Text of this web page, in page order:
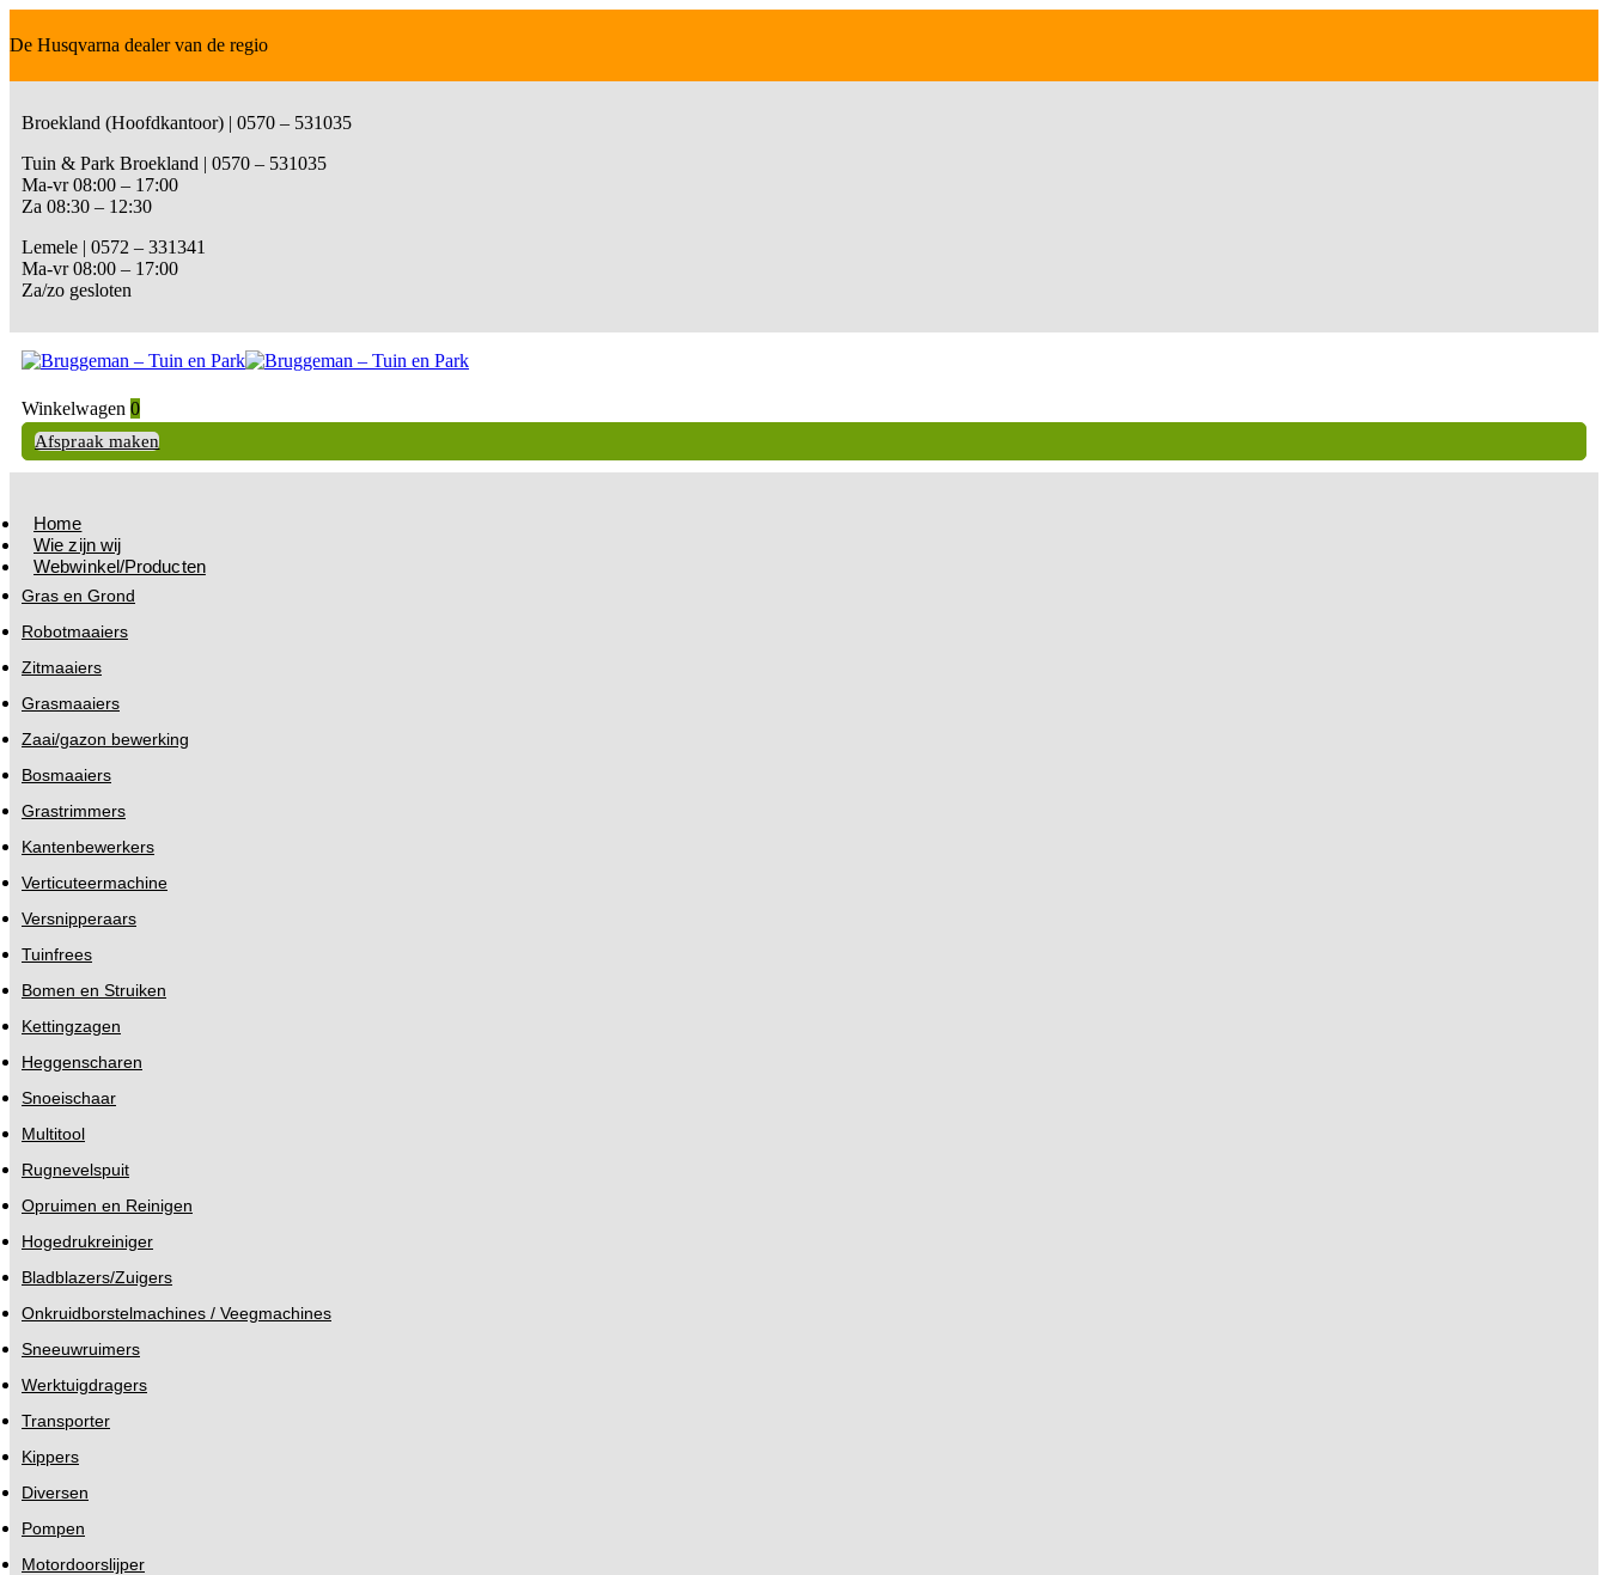
De Husqvarna dealer van de regio
Broekland (Hoofdkantoor) | 0570 – 531035
Tuin & Park Broekland | 0570 – 531035
Ma-vr 08:00 – 17:00
Za 08:30 – 12:30
Lemele | 0572 – 331341
Ma-vr 08:00 – 17:00
Za/zo gesloten
Winkelwagen 0
Afspraak maken
Home
Wie zijn wij
Webwinkel/Producten
Gras en Grond
Robotmaaiers
Zitmaaiers
Grasmaaiers
Zaai/gazon bewerking
Bosmaaiers
Grastrimmers
Kantenbewerkers
Verticuteermachine
Versnipperaars
Tuinfrees
Bomen en Struiken
Kettingzagen
Heggenscharen
Snoeischaar
Multitool
Rugnevelspuit
Opruimen en Reinigen
Hogedrukreiniger
Bladblazers/Zuigers
Onkruidborstelmachines / Veegmachines
Sneeuwruimers
Werktuigdragers
Transporter
Kippers
Diversen
Pompen
Motordoorslijper